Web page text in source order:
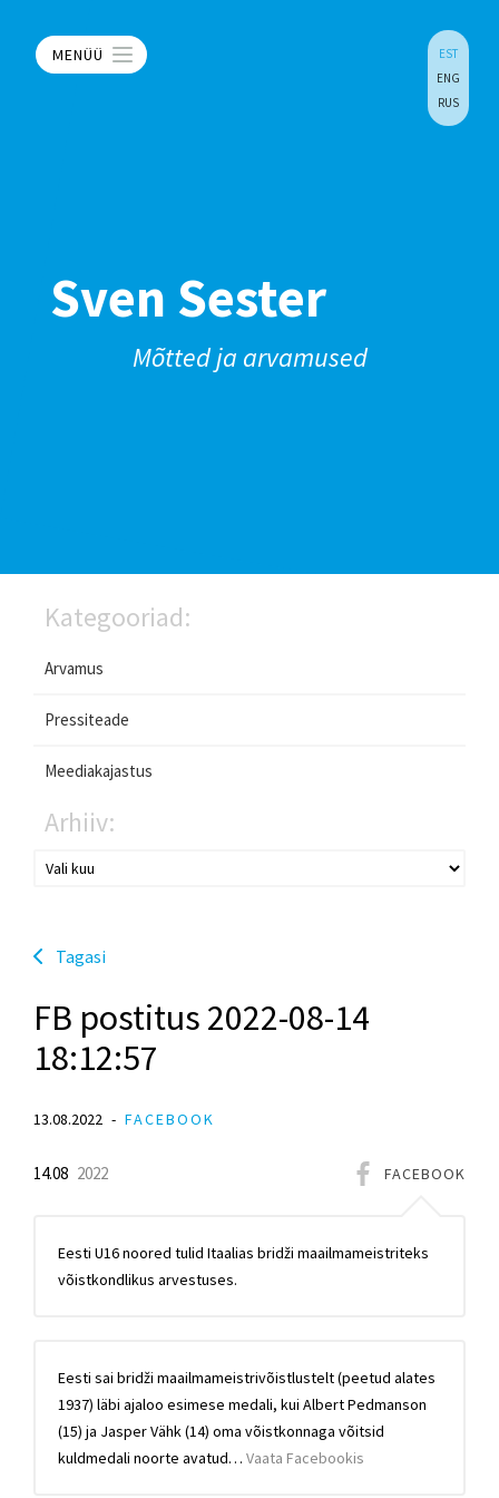
MENÜÜ
EST
ENG
RUS
Sven Sester
Mõtted ja arvamused
Kategooriad:
Arvamus
Pressiteade
Meediakajastus
Arhiiv:
Tagasi
FB postitus 2022-08-14
18:12:57
13.08.2022 FACEBOOK
FACEBOOK
14.08 2022
Eesti U16 noored tulid Itaalias bridži maailmameistriteks
võistkondlikus arvestuses.
Eesti sai bridži maailmameistrivõistlustelt (peetud alates
1937) läbi ajaloo esimese medali, kui Albert Pedmanson
(15) ja Jasper Vähk (14) oma võistkonnaga võitsid
kuldmedali noorte avatud… Vaata Facebookis